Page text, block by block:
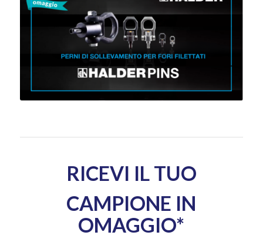
RICEVI IL TUO
CAMPIONE IN
OMAGGIO*